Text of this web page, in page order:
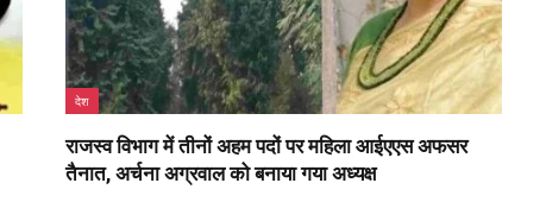
देश
राजस्व विभाग में तीनों अहम पदों पर महिला आईएएस अफसर
तैनात, अर्चना अग्रवाल को बनाया गया अध्यक्ष